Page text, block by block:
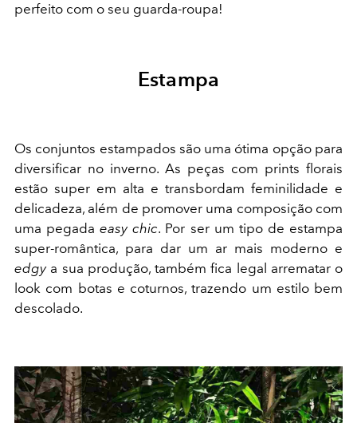
perfeito com o seu guarda-roupa!
Estampa
Os conjuntos estampados são uma ótima opção para
diversificar no inverno. As peças com prints florais
estão super em alta e transbordam feminilidade e
delicadeza, além de promover uma composição com
uma pegadaeasy chic. Por ser um tipo de estampa
super-romântica, para dar um ar mais moderno e
edgya sua produção, também fica legal arrematar o
look com botas e coturnos, trazendo um estilo bem
descolado.